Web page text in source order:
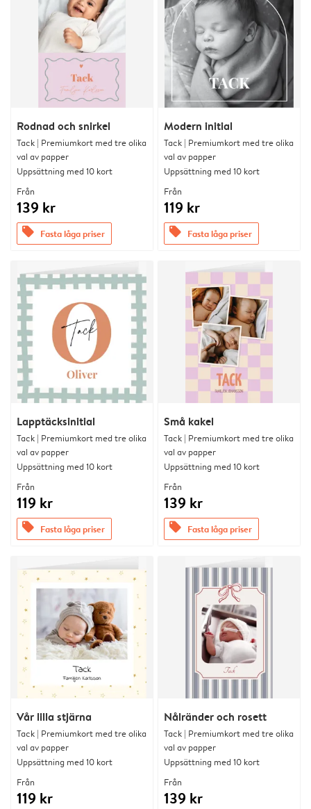
Rodnad och snirkel
Tack | Premiumkort med tre olika
val av papper
Uppsättning med 10 kort
Från
139 kr
offers Fasta låga priser
Modern initial
Tack | Premiumkort med tre olika
val av papper
Uppsättning med 10 kort
Från
119 kr
offers Fasta låga priser
Lapptäcksinitial
Tack | Premiumkort med tre olika
val av papper
Uppsättning med 10 kort
Från
119 kr
offers Fasta låga priser
Små kakel
Tack | Premiumkort med tre olika
val av papper
Uppsättning med 10 kort
Från
139 kr
offers Fasta låga priser
Vår lilla stjärna
Tack | Premiumkort med tre olika
val av papper
Uppsättning med 10 kort
Från
119 kr
Nålränder och rosett
Tack | Premiumkort med tre olika
val av papper
Uppsättning med 10 kort
Från
139 kr